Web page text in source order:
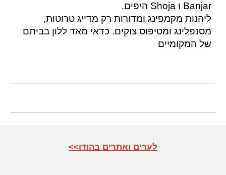
Banjar ו Shoja היפים.
ליהנות מקמפינג ומדורות רק מדייג טרוטות,
מסנפלינג ומטיפוס צוקים. כדאי מאד ללון בביתם
של המקומיים
<<לערים ואתרים בהודו